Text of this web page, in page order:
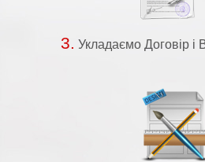
3. Укладаємо Договір і